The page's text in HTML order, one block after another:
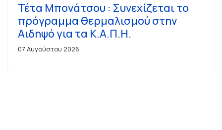
Τέτα Μπονάτσου : Συνεχίζεται το
πρόγραμμα θερμαλισμού στην
Αιδηψό για τα Κ.Α.Π.Η.
07 Αυγούστου 2026